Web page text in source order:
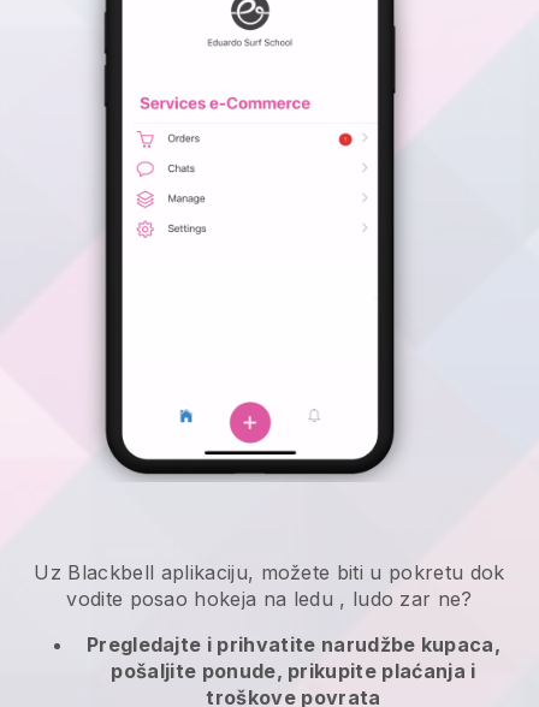
Uz Blackbell aplikaciju, možete biti u pokretu dok
vodite posao hokeja na ledu , ludo zar ne?
Pregledajte i prihvatite narudžbe kupaca,
pošaljite ponude, prikupite plaćanja i
troškove povrata